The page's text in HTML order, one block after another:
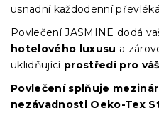
usnadní každodenní
Povlečení JASMINE dodá
hotelového luxusu a
uklidňující prostředí pro
Povlečení splňuje
nezávadnosti Oeko-Tex